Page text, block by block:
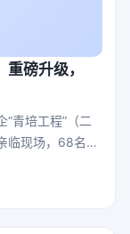
磅升级，
青培工程”（二
临现场，68名经
结亮相，共同拉